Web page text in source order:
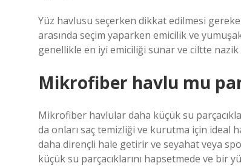
Yüz havlusu seçerken dikkat edilmesi
arasında seçim yaparken emicilik ve
genellikle en iyi emiciliği sunar ve ciltte
Mikrofiber havlu mu
Mikrofiber havlular daha küçük su
da onları saç temizliği ve kurutma için ideal
daha dirençli hale getirir ve seyahat veya
küçük su parçacıklarını hapsetmede ve bir